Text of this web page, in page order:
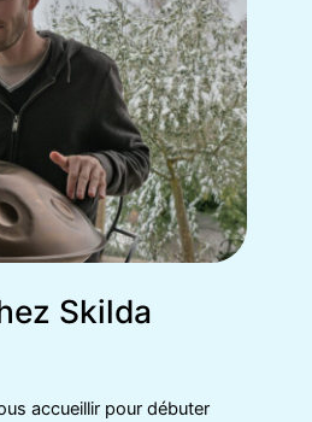
Skilda
accueillir pour débuter